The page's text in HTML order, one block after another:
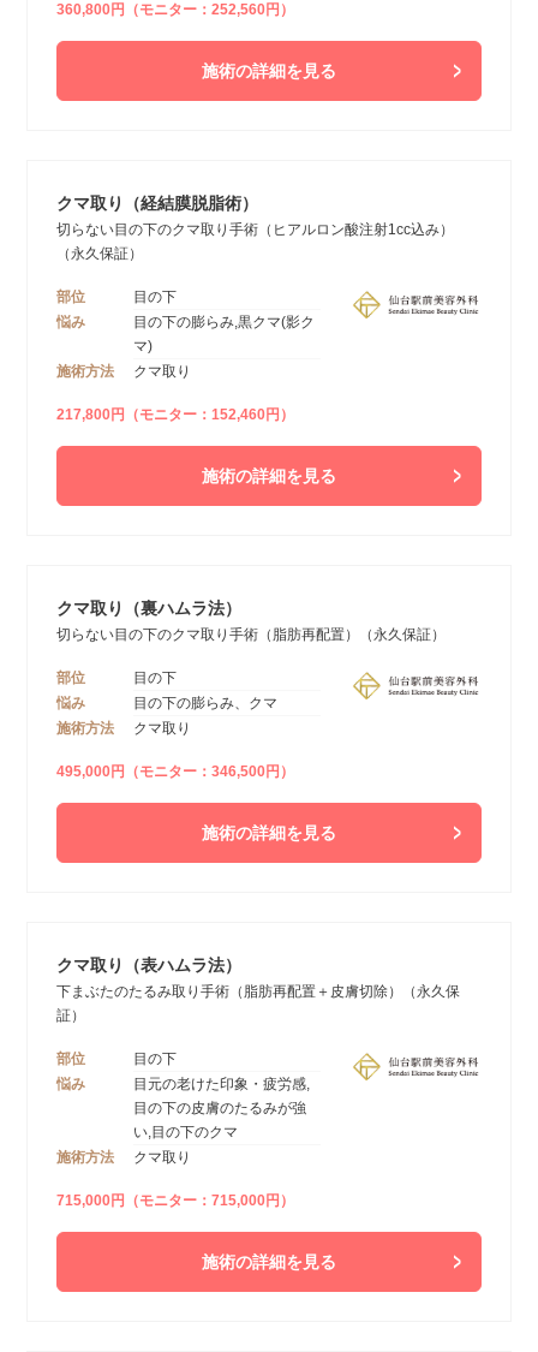
360,800円（モニター：252,560円）
施術の詳細を見る
クマ取り（経結膜脱脂術）
切らない目の下のクマ取り手術（ヒアルロン酸注射1cc込み）
（永久保証）
部位
目の下
悩み
目の下の膨らみ,黒クマ(影ク
マ)
施術方法
クマ取り
217,800円（モニター：152,460円）
施術の詳細を見る
クマ取り（裏ハムラ法）
切らない目の下のクマ取り手術（脂肪再配置）（永久保証）
部位
目の下
悩み
目の下の膨らみ、クマ
施術方法
クマ取り
495,000円（モニター：346,500円）
施術の詳細を見る
クマ取り（表ハムラ法）
下まぶたのたるみ取り手術（脂肪再配置＋皮膚切除）（永久保
証）
部位
目の下
悩み
目元の老けた印象・疲労感,
目の下の皮膚のたるみが強
い,目の下のクマ
施術方法
クマ取り
715,000円（モニター：715,000円）
施術の詳細を見る